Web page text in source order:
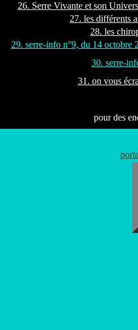
26. Serre Vivante et son
27. les différents
28. les
29. serre-info n°9, du 14 octobre
30. serre-
31. on vous
pour des